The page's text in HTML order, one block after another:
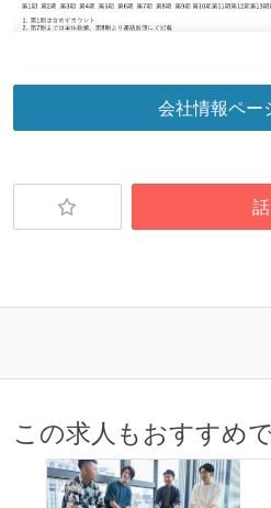
会社情報ペー
この求人もおすすめ